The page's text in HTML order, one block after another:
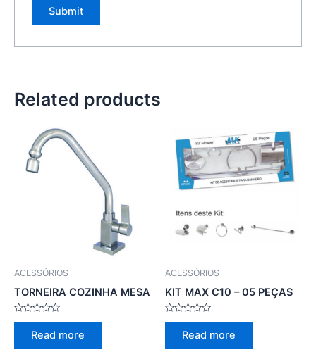
Related products
ACESSÓRIOS
TORNEIRA COZINHA MESA
Rated
Read more
ACESSÓRIOS
KIT MAX C10 – 05 PEÇAS
Rated
Read more